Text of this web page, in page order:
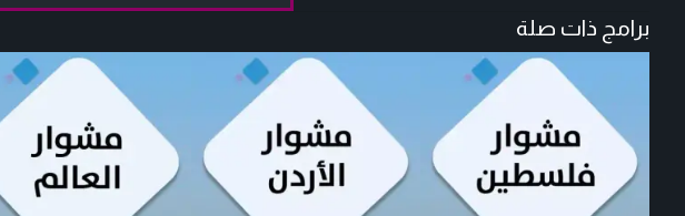
برامج ذات صلة